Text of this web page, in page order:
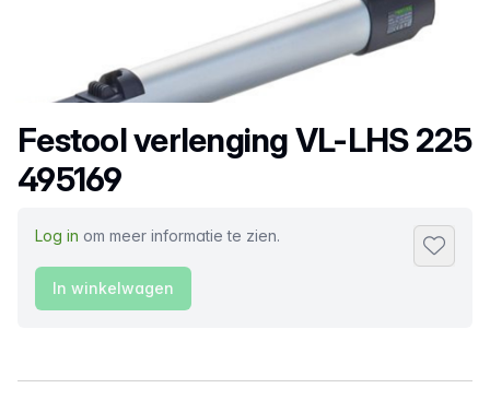
Productnaam
Festool verlenging VL-LHS 225
495169
Log in om meer informatie te zien.
In winkelwagen